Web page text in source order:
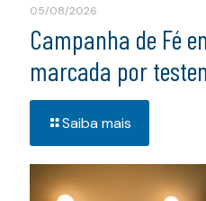
05/08/2026
Campanha de Fé
marcada por
Saiba mais